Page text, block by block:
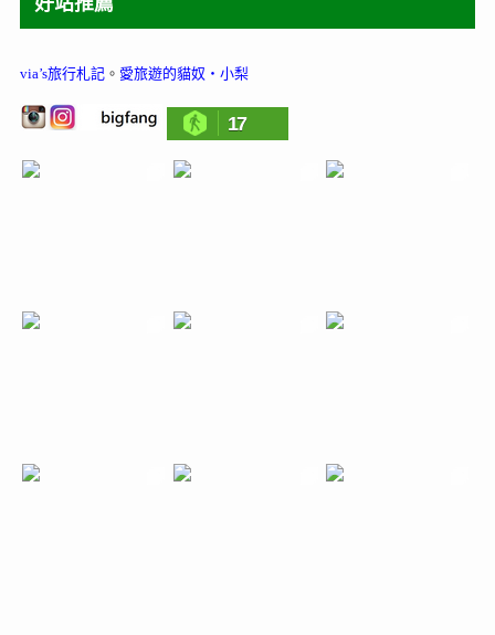
via’s旅行札記。 愛旅遊的貓奴‧小梨
17